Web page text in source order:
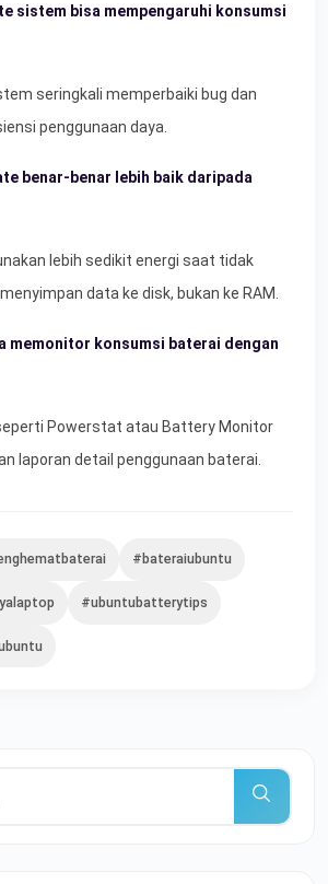
sistem bisa mempengaruhi konsumsi
seringkali memperbaiki bug dan
penggunaan daya.
benar-benar lebih baik daripada
lebih sedikit energi saat tidak
data ke disk, bukan ke RAM.
memonitor konsumsi baterai dengan
Powerstat atau Battery Monitor
laporan detail penggunaan baterai.
#bateraiubuntu
#ubuntubatterytips